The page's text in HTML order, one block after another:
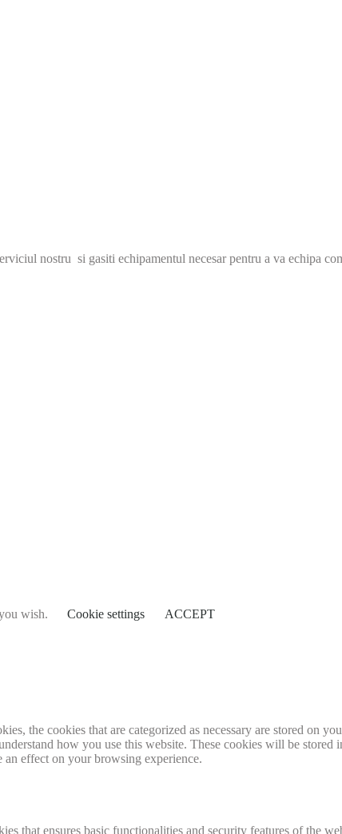
nostru si gasiti echipamentul necesar pentru a va echipa
wish.
Cookie settings ACCEPT
the cookies that are categorized as necessary are stored on
how you use this website. These cookies will be
effect on your browsing experience.
that ensures basic functionalities and security features of the